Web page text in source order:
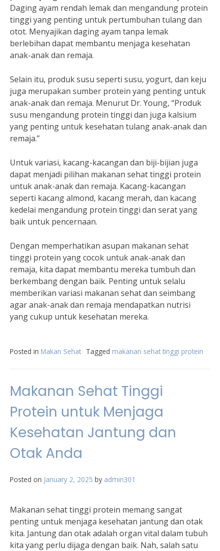
Daging ayam rendah lemak dan mengandung protein
tinggi yang penting untuk pertumbuhan tulang dan
otot. Menyajikan daging ayam tanpa lemak
berlebihan dapat membantu menjaga kesehatan
anak-anak dan remaja.
Selain itu, produk susu seperti susu, yogurt, dan keju
juga merupakan sumber protein yang penting untuk
anak-anak dan remaja. Menurut Dr. Young, “Produk
susu mengandung protein tinggi dan juga kalsium
yang penting untuk kesehatan tulang anak-anak dan
remaja.”
Untuk variasi, kacang-kacangan dan biji-bijian juga
dapat menjadi pilihan makanan sehat tinggi protein
untuk anak-anak dan remaja. Kacang-kacangan
seperti kacang almond, kacang merah, dan kacang
kedelai mengandung protein tinggi dan serat yang
baik untuk pencernaan.
Dengan memperhatikan asupan makanan sehat
tinggi protein yang cocok untuk anak-anak dan
remaja, kita dapat membantu mereka tumbuh dan
berkembang dengan baik. Penting untuk selalu
memberikan variasi makanan sehat dan seimbang
agar anak-anak dan remaja mendapatkan nutrisi
yang cukup untuk kesehatan mereka.
Posted in Makan Sehat Tagged makanan sehat tinggi protein
Makanan Sehat Tinggi
Protein untuk Menjaga
Kesehatan Jantung dan
Otak Anda
Posted on January 2, 2025 by admin301
Makanan sehat tinggi protein memang sangat
penting untuk menjaga kesehatan jantung dan otak
kita. Jantung dan otak adalah organ vital dalam tubuh
kita yang perlu dijaga dengan baik. Nah, salah satu